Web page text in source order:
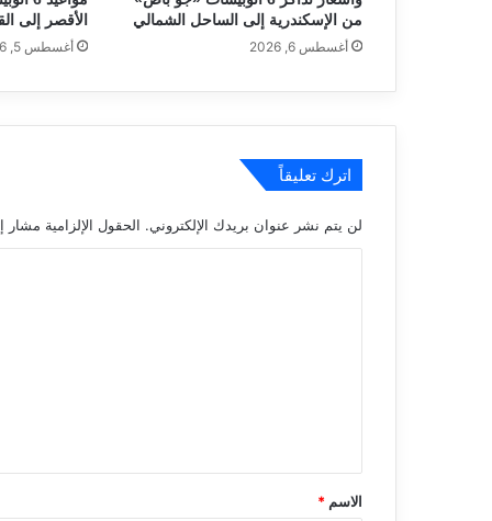
من الإسكندرية إلى الساحل الشمالي
أغسطس 6, 2026
الأقصر إلى
أغسطس 5, 2026
اترك تعليقاً
لن يتم نشر عنوان بريدك الإلكتروني. الحقول الإلزامية مشار
*
الاسم *